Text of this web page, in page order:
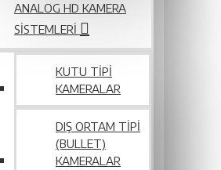
ANALOG HD KAMERA
SISTEMLERI
KUTU TIPI
KAMERALAR
DIŞ ORTAM TIPI
(BULLET)
KAMERALAR